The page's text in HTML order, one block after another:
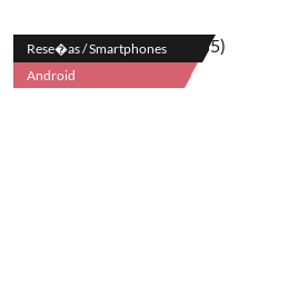
Rese�as / Smartphones
Android